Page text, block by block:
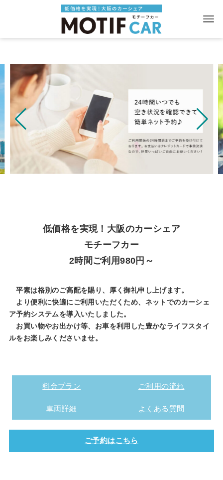
低価格を実現！大阪のカーシェア
モチーフカー
2時間ご利用980円～
平素は格別のご高配を賜り、厚く御礼申し上げます。
より便利に快適にご利用いただくため、ネットでのカーシェ
ア予約システムを導入いたしました。
お買い物やお出かけ等、お車を利用した豊かなライフスタイ
ルをお楽しみくださいませ。
料金プラン ご利用の流れ
車両詳細 よくある質問
ご予約はこちら